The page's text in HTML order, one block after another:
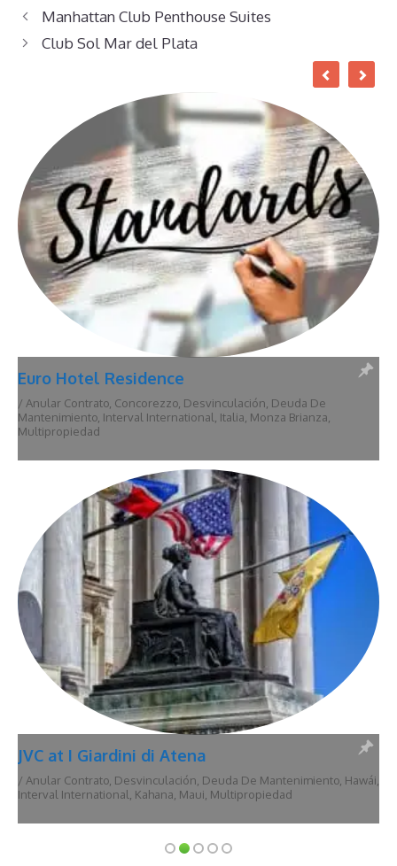
Manhattan Club Penthouse Suites
Club Sol Mar del Plata
Euro Hotel Residence
/ Anular Contrato Concorezzo Desvinculación Deuda De
Mantenimiento Interval International Italia Monza Brianza
Multipropiedad
JVC at I Giardini di Atena
/ Anular Contrato Desvinculación Deuda De Mantenimiento Hawái
Interval International Kahana Maui Multipropiedad